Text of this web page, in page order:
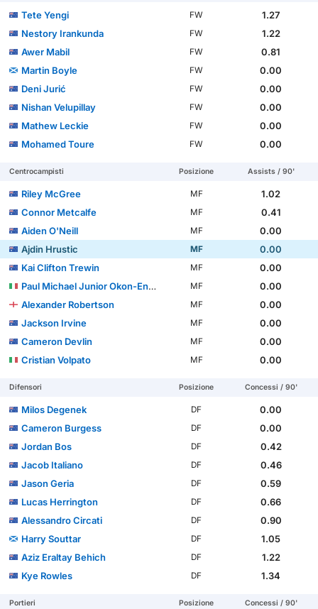
Tete Yengi FW
1.27
Nestory Irankunda
FW
1.22
Awer Mabil
FW
0.81
Martin Boyle
FW
0.00
Deni Jurić
FW
0.00
Nishan Velupillay
FW
0.00
Mathew Leckie
FW
0.00
Mohamed Toure
FW 0.00
Centrocampisti Posizione Assists / 90'
Riley McGree MF
1.02
Connor Metcalfe
MF
0.41
Aiden O'Neill
MF
0.00
Ajdin Hrustic
MF
0.00
Kai Clifton Trewin
MF
0.00
Paul Michael Junior Okon-Engstler
MF
0.00
Alexander Robertson
MF
0.00
Jackson Irvine
MF
0.00
Cameron Devlin
MF
0.00
Cristian Volpato
MF 0.00
Difensori Posizione Concessi / 90'
Milos Degenek DF
0.00
Cameron Burgess
DF
0.00
Jordan Bos
DF
0.42
Jacob Italiano
DF
0.46
Jason Geria
DF
0.59
Lucas Herrington
DF
0.66
Alessandro Circati
DF
0.90
Harry Souttar
DF
1.05
Aziz Eraltay Behich
DF
1.22
Kye Rowles
DF 1.34
Portieri Posizione Concessi / 90'